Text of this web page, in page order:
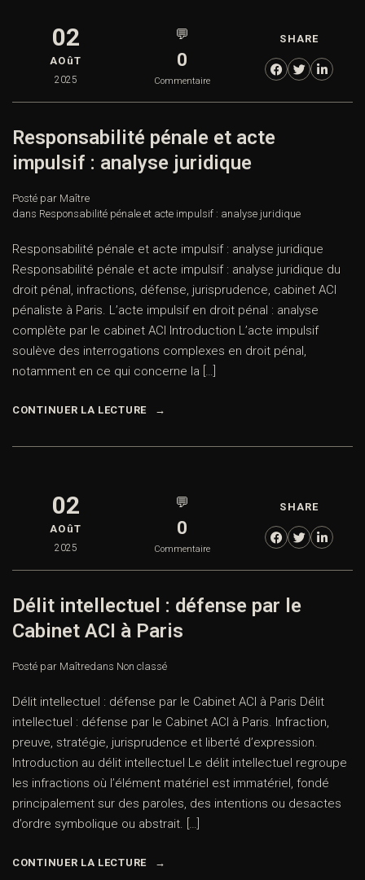
02
AOûT
2025
💬
0
Commentaire
SHARE
Responsabilité pénale et acte
impulsif : analyse juridique
Posté par Maître
dans Responsabilité pénale et acte impulsif : analyse juridique
Responsabilité pénale et acte impulsif : analyse juridique
Responsabilité pénale et acte impulsif : analyse juridique du
droit pénal, infractions, défense, jurisprudence, cabinet ACI
pénaliste à Paris. L’acte impulsif en droit pénal : analyse
complète par le cabinet ACI Introduction L’acte impulsif
soulève des interrogations complexes en droit pénal,
notamment en ce qui concerne la […]
CONTINUER LA LECTURE
02
AOûT
2025
💬
0
Commentaire
SHARE
Délit intellectuel : défense par le
Cabinet ACI à Paris
Posté par Maîtredans Non classé
Délit intellectuel : défense par le Cabinet ACI à Paris Délit
intellectuel : défense par le Cabinet ACI à Paris. Infraction,
preuve, stratégie, jurisprudence et liberté d’expression.
Introduction au délit intellectuel Le délit intellectuel regroupe
les infractions où l’élément matériel est immatériel, fondé
principalement sur des paroles, des intentions ou desactes
d’ordre symbolique ou abstrait. […]
CONTINUER LA LECTURE